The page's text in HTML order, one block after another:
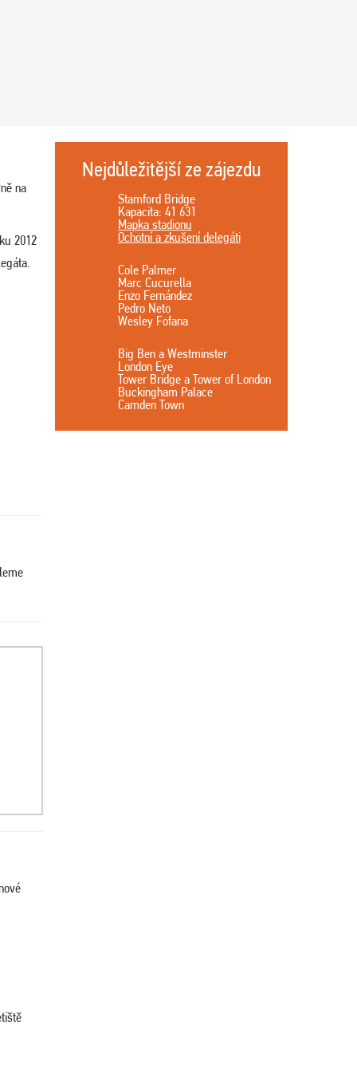
na
2012
Nejdůležitější ze zájezdu
Stamford Bridge
Kapacita: 41 631
Mapka stadionu
Ochotní a zkušení delegáti
Cole Palmer
Marc Cucurella
Enzo Fernández
Pedro Neto
Wesley Fofana
Big Ben a Westminster
London Eye
Tower Bridge a Tower of London
Buckingham Palace
Camden Town